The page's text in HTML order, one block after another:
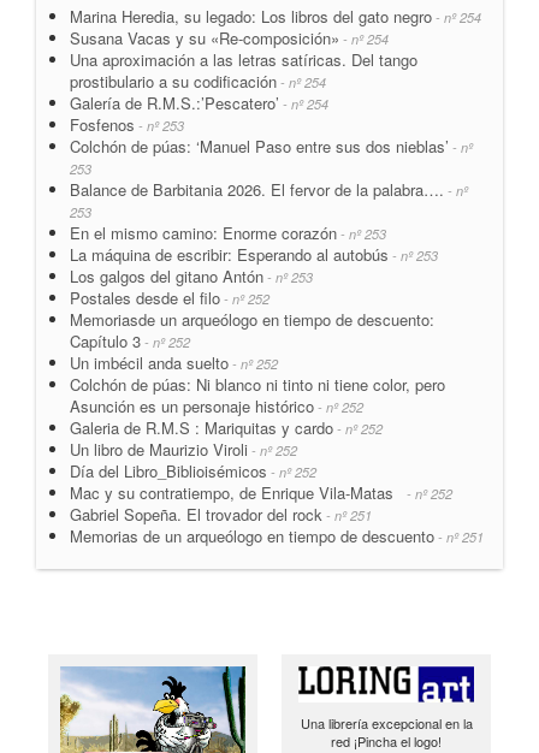
Marina Heredia, su legado: Los libros del gato negro - nº 254
Susana Vacas y su «Re-composición» - nº 254
Una aproximación a las letras satíricas. Del tango
prostibulario a su codificación - nº 254
Galería de R.M.S.:’Pescatero’ - nº 254
Fosfenos - nº 253
Colchón de púas: ‘Manuel Paso entre sus dos nieblas’ - nº
253
Balance de Barbitania 2026. El fervor de la palabra…. - nº
253
En el mismo camino: Enorme corazón - nº 253
La máquina de escribir: Esperando al autobús - nº 253
Los galgos del gitano Antón - nº 253
Postales desde el filo - nº 252
Memoriasde un arqueólogo en tiempo de descuento:
Capítulo 3 - nº 252
Un imbécil anda suelto - nº 252
Colchón de púas: Ni blanco ni tinto ni tiene color, pero
Asunción es un personaje histórico - nº 252
Galeria de R.M.S : Mariquitas y cardo - nº 252
Un libro de Maurizio Viroli - nº 252
Día del Libro_Biblioisémicos - nº 252
Mac y su contratiempo, de Enrique Vila-Matas - nº 252
Gabriel Sopeña. El trovador del rock - nº 251
Memorias de un arqueólogo en tiempo de descuento - nº 251
Una librería excepcional en la
red ¡Pincha el logo!